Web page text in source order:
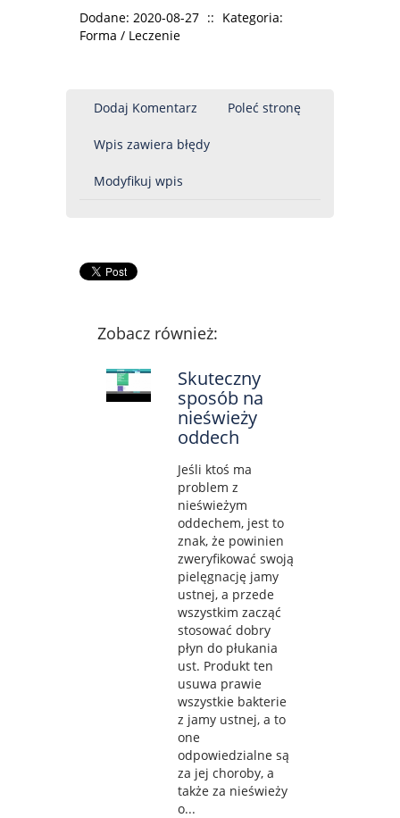
Dodane: 2020-08-27 :: Kategoria:
Forma / Leczenie
Dodaj Komentarz Poleć stronę
Wpis zawiera błędy
Modyfikuj wpis
Zobacz również:
Skuteczny
sposób na
nieświeży
oddech
Jeśli ktoś ma
problem z
nieświeżym
oddechem, jest to
znak, że powinien
zweryfikować swoją
pielęgnację jamy
ustnej, a przede
wszystkim zacząć
stosować dobry
płyn do płukania
ust. Produkt ten
usuwa prawie
wszystkie bakterie
z jamy ustnej, a to
one
odpowiedzialne są
za jej choroby, a
także za nieświeży
o...